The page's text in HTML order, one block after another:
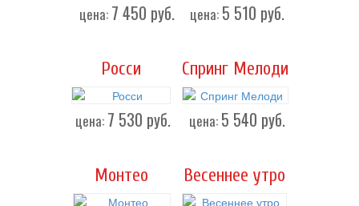
цена: 7 450 руб. цена: 5 510 руб.
Росси
цена: 7 530 руб.
Спринг Мелоди
цена: 5 540 руб.
Монтео Весеннее утро